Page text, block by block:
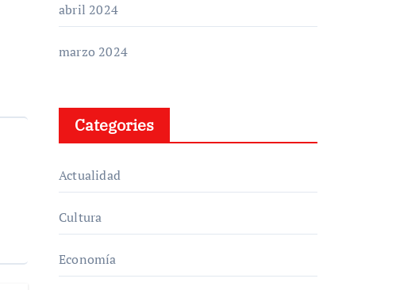
abril 2024
marzo 2024
Categories
Actualidad
Cultura
Economía